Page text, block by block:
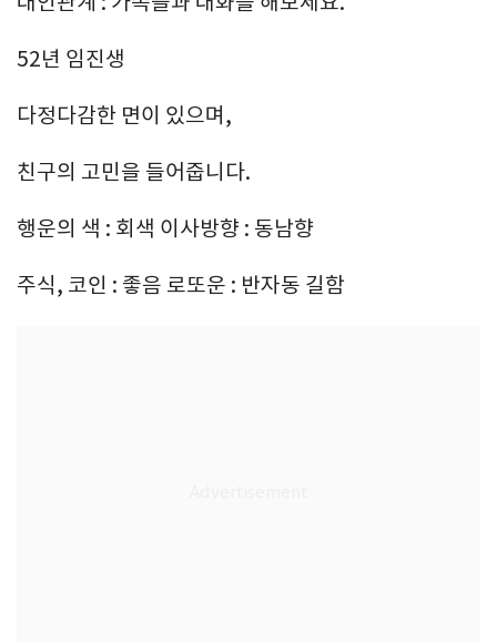
52년 임진생
다정다감한 면이 있으며,
친구의 고민을 들어줍니다.
행운의 색 : 회색 이사방향 : 동남향
주식, 코인 : 좋음 로또운 : 반자동 길함